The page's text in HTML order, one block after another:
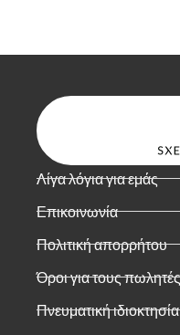
Λίγα λόγια για εμάς
Επικοινωνία
Πολιτική απορρήτου
Όροι για τους
Πνευματική ιδιοκτησία